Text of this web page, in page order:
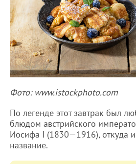
Фото: www.istockphoto.com
По легенде этот завтрак был
блюдом австрийского
Иосифа I (1830—1916), откуда
название.